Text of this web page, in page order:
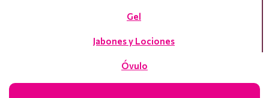
Gel
Jabones y Lociones
Óvulo